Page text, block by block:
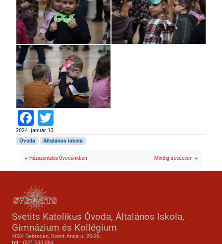
Facebook
2024. január 13.
Óvoda Általános iskola
Házszentelés Óvodánkban Mindig a csúcson
Svetits Katolikus Óvoda, Általános Iskola,
Gimnázium és Kollégium
4024 Debrecen, Szent Anna u. 20-26.
tel.: (52) 533 084